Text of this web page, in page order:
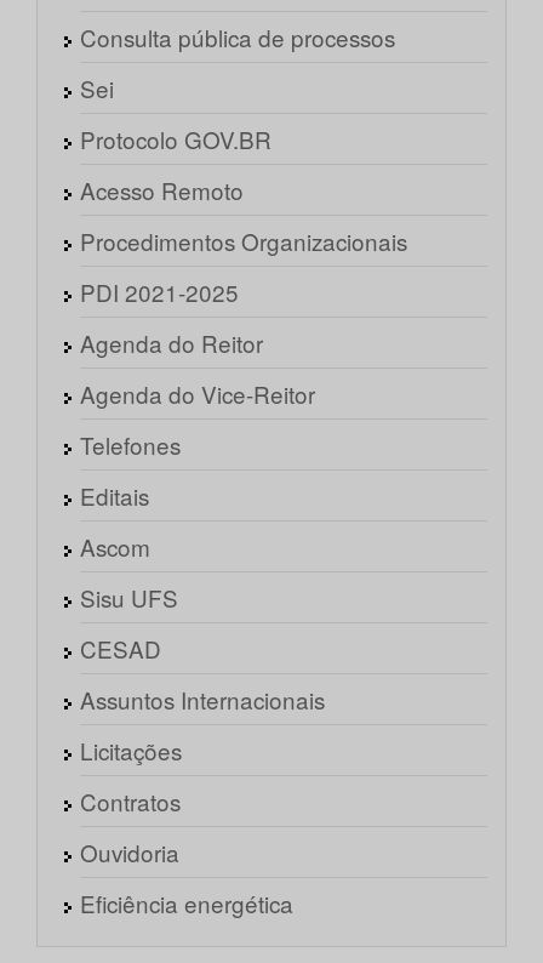
Consulta pública de processos
Sei
Protocolo GOV.BR
Acesso Remoto
Procedimentos Organizacionais
PDI 2021-2025
Agenda do Reitor
Agenda do Vice-Reitor
Telefones
Editais
Ascom
Sisu UFS
CESAD
Assuntos Internacionais
Licitações
Contratos
Ouvidoria
Eficiência energética